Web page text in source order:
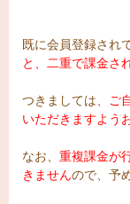
既に会員登録され
と、二重で課金さ
つきましては、
ご
いただきますよう
なお、 重複課金が
きませんので、予